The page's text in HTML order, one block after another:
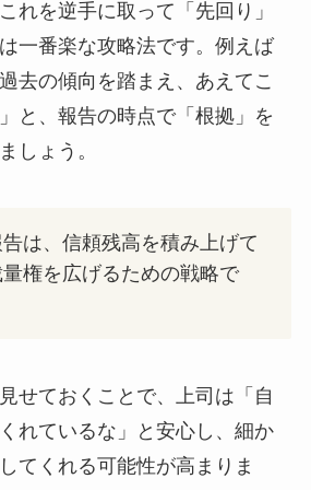
れを逆手に取って「先回り」
一番楽な攻略法です。例えば
去の傾向を踏まえ、あえてこ
と、報告の時点で「根拠」を
しょう。
は、信頼残高を積み上げて
権を広げるための戦略で
せておくことで、上司は「自
れているな」と安心し、細か
てくれる可能性が高まりま